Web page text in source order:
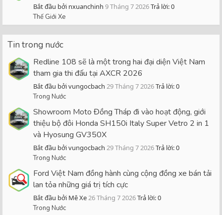
Bắt đầu bởi nxuanchinh 9 Tháng 7 2026Trả lời: 0
Thế Giới Xe
Tin trong nước
Redline 108 sẽ là một trong hai đại diện Việt Nam
tham gia thi đấu tại AXCR 2026
Bắt đầu bởi vungocbach 29 Tháng 7 2026Trả lời: 0
Trong Nước
Showroom Moto Đồng Tháp đi vào hoạt động, giới
thiệu bộ đôi Honda SH150i Italy Super Vetro 2 in 1
và Hyosung GV350X
Bắt đầu bởi vungocbach 29 Tháng 7 2026Trả lời: 0
Trong Nước
Ford Việt Nam đồng hành cùng cộng đồng xe bán tải
lan tỏa những giá trị tích cực
Bắt đầu bởi Mê Xe26 Tháng 7 2026Trả lời: 0
Trong Nước